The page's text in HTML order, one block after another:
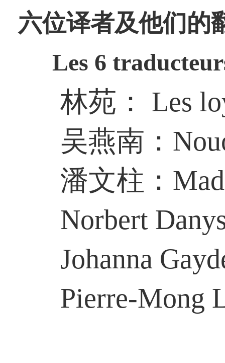
六位译者及他们的
Les 6 traducteurs
林苑： Les
吴燕南：
潘文柱：Made
Norbert
Johanna
Pierre-Mong